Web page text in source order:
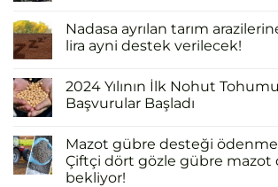
Nadasa ayrılan tarım
lira ayni destek verilecek!
2024 Yılının İlk Nohut
Başvurular Başladı
Mazot gübre desteği
Çiftçi dört gözle gübre mazot
bekliyor!